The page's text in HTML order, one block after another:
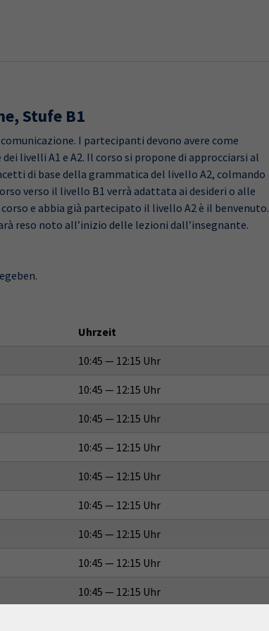
Stufe B1
I partecipanti devono avere come
livelli A1 e A2. Il corso si propone di approcciarsi al
di base della grammatica del livello A2, colmando
verso il livello B1 verrà adattata ai desideri o alle
e abbia già partecipato il livello A2 è il benvenuto.
reso noto all’inizio delle lezioni dall’insegnante.
Uhrzeit
10:45 — 12:15 Uhr
10:45 — 12:15 Uhr
10:45 — 12:15 Uhr
10:45 — 12:15 Uhr
10:45 — 12:15 Uhr
10:45 — 12:15 Uhr
10:45 — 12:15 Uhr
10:45 — 12:15 Uhr
10:45 — 12:15 Uhr